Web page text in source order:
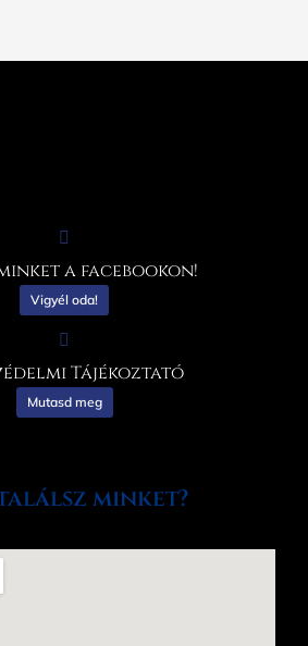
a facebookon!
Vigyél oda!
Tájékoztató
Mutasd meg
minket?